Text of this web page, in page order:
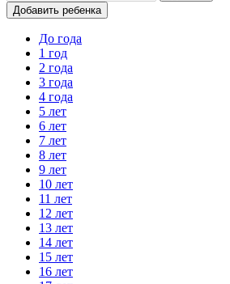
Добавить ребенка
До года
1 год
2 года
3 года
4 года
5 лет
6 лет
7 лет
8 лет
9 лет
10 лет
11 лет
12 лет
13 лет
14 лет
15 лет
16 лет